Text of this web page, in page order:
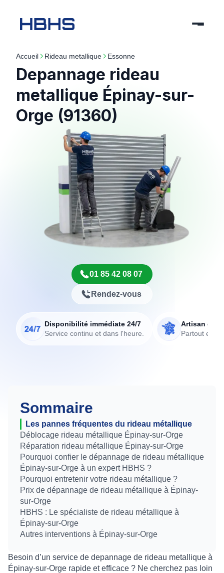
Accueil rideau metallique essonne
Depannage rideau
metallique Épinay-sur-
Orge (91360)
01 85 42 08 07
Rendez-vous
Disponibilité immédiate 24/7
Service continu et dans l'heure.
Artisan de
Partout en
Sommaire
Les pannes fréquentes du rideau métallique
Déblocage rideau métallique Épinay-sur-Orge
Réparation rideau métallique Épinay-sur-Orge
Pourquoi confier le dépannage de rideau métallique
Épinay-sur-Orge à un expert HBHS ?
Pourquoi entretenir votre rideau métallique ?
Prix de dépannage de rideau métallique à Épinay-
sur-Orge
HBHS : Le spécialiste de rideau métallique à
Épinay-sur-Orge
Autres interventions à Épinay-sur-Orge
Besoin d’un service de depannage de rideau metallique à
Épinay-sur-Orge rapide et efficace ? Ne cherchez pas loin